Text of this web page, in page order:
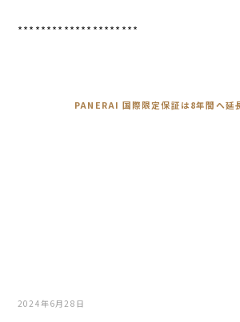
*********************
PANERAI 国際限定保証は8年間へ延
2024年6月28日